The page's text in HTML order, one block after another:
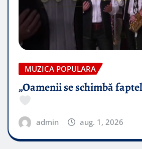
MUZICA POPULARA
„Oamenii se schimbă
admin aug. 1, 2026